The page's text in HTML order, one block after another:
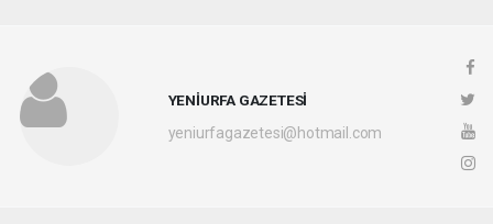
YENİURFA GAZETESİ
yeniurfagazetesi@hotmail.com